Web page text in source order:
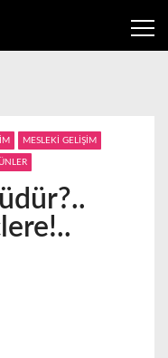
MESLEKİ GELİŞİM